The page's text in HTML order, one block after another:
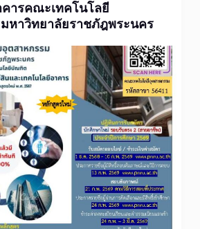
คารคณะเทคโนโลยี
หาวิทยาลัยราชภัฎพระนคร